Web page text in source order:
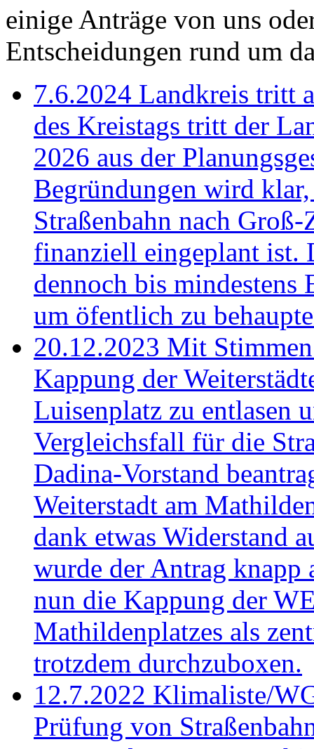
einige Anträge von uns
Entscheidungen rund um
7.6.2024 Landkreis tritt
des Kreistags tritt der
2026 aus der
Begründungen wird
Straßenbahn nach
finanziell eingeplant ist.
dennoch bis
um öfentlich zu
20.12.2023 Mit
Kappung der
Luisenplatz zu entlasen
Vergleichsfall für die
Dadina-Vorstand
Weiterstadt am
dank etwas Widerstand
wurde der Antrag knapp
nun die Kappung der
Mathildenplatzes als
trotzdem durchzuboxen.
12.7.2022 Klimaliste/
Prüfung von